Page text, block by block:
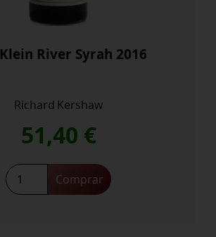
Klein River Syrah 2016
Richard Kershaw
51,40 €
GPS
Klein
Comprar